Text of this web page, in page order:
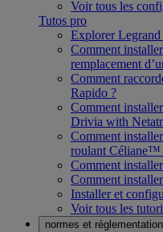
Voir tous les
Tutos pro
Explorer
Comment
remplacement
Comment
Rapido ?
Comment
Drivia with
Comment
roulant Céliane™
Comment
Comment
Installer et
Voir tous les
normes et